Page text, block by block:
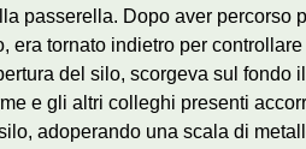
passerella. Dopo aver percorso
era tornato indietro per
del silo, scorgeva sul fondo
e gli altri colleghi presenti
adoperando una scala di